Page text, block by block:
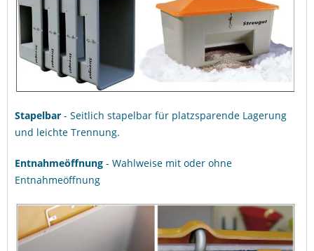
Stapelbar - Seitlich stapelbar für platzsparende Lagerung
und leichte Trennung.
Entnahmeöffnung - Wahlweise mit oder ohne
Entnahmeöffnung